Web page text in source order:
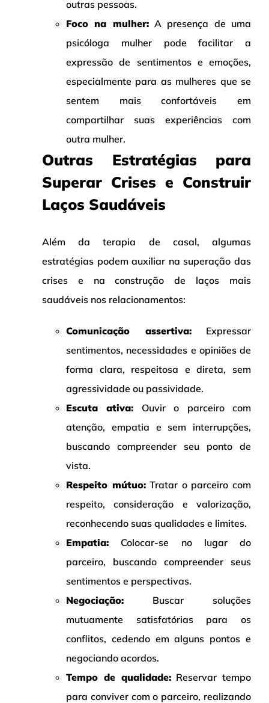
outras pessoas.
Foco na mulher:A presença de uma
psicóloga mulher pode facilitar a
expressão de sentimentos e emoções,
especialmente para as mulheres que se
sentem mais confortáveis em
compartilhar suas experiências com
outra mulher.
Outras Estratégias para
Superar Crises e Construir
Laços Saudáveis
Além da terapia de casal, algumas
estratégias podem auxiliar na superação das
crises e na construção de laços mais
saudáveis nos relacionamentos:
Comunicação assertiva:Expressar
sentimentos, necessidades e opiniões de
forma clara, respeitosa e direta, sem
agressividade ou passividade.
Escuta ativa: Ouvir o parceiro com
atenção, empatia e sem interrupções,
buscando compreender seu ponto de
vista.
Respeito mútuo:Tratar o parceiro com
respeito, consideração e valorização,
reconhecendo suas qualidades e limites.
Empatia: Colocar-se no lugar do
parceiro, buscando compreender seus
sentimentos e perspectivas.
Negociação: Buscar soluções
mutuamente satisfatórias para os
conflitos, cedendo em alguns pontos e
negociando acordos.
Tempo de qualidade:Reservar tempo
para conviver com o parceiro, realizando